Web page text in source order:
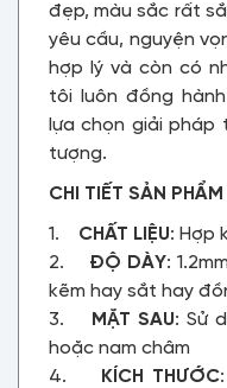
đẹp, màu sắc rất
yêu cầu, nguyện
hợp lý và còn có
tôi luôn đồng
lựa chọn giải pháp
tượng.
CHI TIẾT SẢN PHẨM
1. CHẤT LIỆU: Hợp
2.
ĐỘ DÀY:
kẽm hay sắt hay
3.
MẶT SAU: Sử
hoặc nam châm
4.
KÍCH THƯỚC